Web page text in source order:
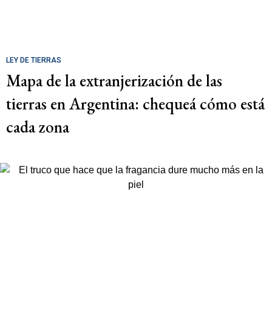
LEY DE TIERRAS
Mapa de la extranjerización de las
tierras en Argentina: chequeá cómo está
cada zona